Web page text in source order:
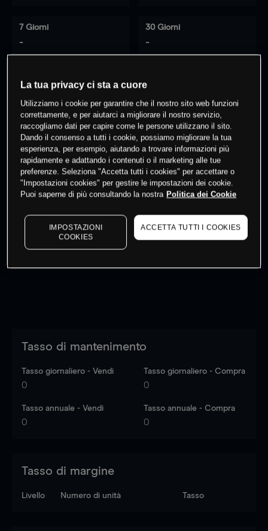
7 Giorni
-
30 Giorni
-
% dei clienti hanno posizioni
questo prodotto
Fai trading
I prezzi sono solo indicativi. Accediper vedere gli ultimi
dati di mercato
to see latest market data
Tasso di mantenimento
Tasso giornaliero - Vendi
0
Tasso giornaliero - Compra
0
Tasso annuale - Vendi
0
Tasso annuale - Compra
0
Tasso di margine
Livello Numero di unità Tasso
La tua privacy ci sta a cuore
Utilizziamo i cookie per garantire che il nostro sito web funzioni
correttamente, e per aiutarci a migliorare il nostro servizio,
raccogliamo dati per capire come le persone utilizzano il sito.
Dando il consenso a tutti i cookie, possiamo migliorare la tua
esperienza, per esempio, aiutando a trovare informazioni più
rapidamente e adattando i contenuti o il marketing alle tue
preferenze. Seleziona "Accetta tutti i cookies" per accettare o
"Impostazioni cookies" per gestire le impostazioni dei cookie.
Puoi saperne di più consultando la nostra Politica dei Cookie
IMPOSTAZIONI
COOKIES
ACCETTA TUTTI I COOKIES